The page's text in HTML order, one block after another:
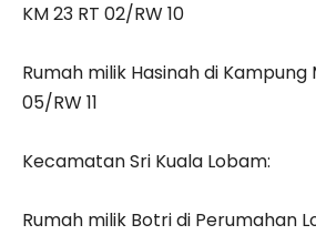
KM 23 RT 02/RW 10
Rumah milik Hasinah di Kampung
05/RW 11
Kecamatan Sri Kuala Lobam:
Rumah milik Botri di Perumahan